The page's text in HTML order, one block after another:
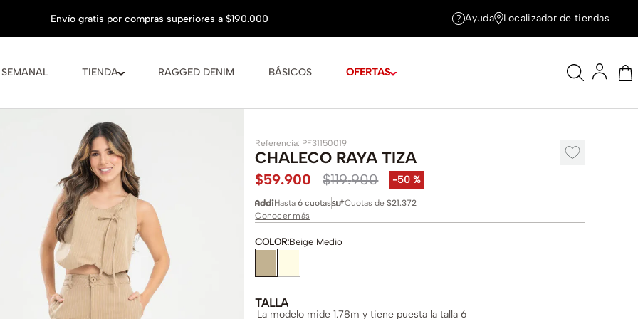
TIENDA RAGGED DENIM BÁSICOS OFERTAS
Ayuda Localizador de tiendas
Referencia: PF31150019
CHALECO RAYA TIZA
$59.900 $119.900 -50 %
Hasta6 cuotas Cuotas de$21.372
Conocer más
COLOR:Beige Medio
TALLA
La modelo mide 1.78m y tiene puesta la talla 6